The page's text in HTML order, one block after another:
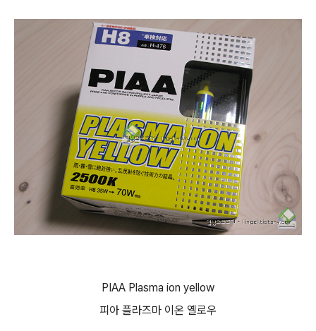
PIAA Plasma ion yellow
피아 플라즈마 이온 옐로우